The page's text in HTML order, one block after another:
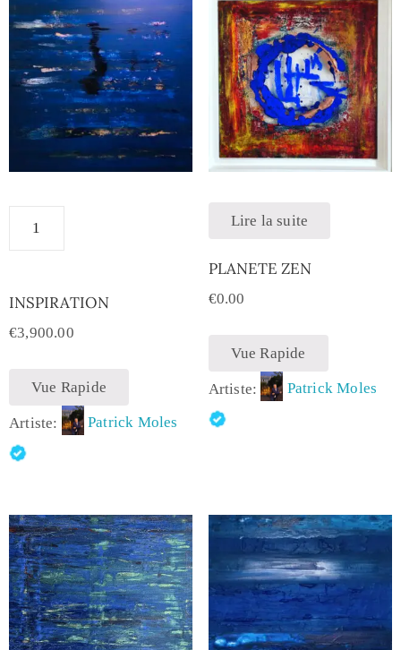
INSPIRATION
€3,900.00
Vue Rapide
Artiste: Patrick Moles
Lire la suite
PLANETE ZEN
€0.00
Vue Rapide
Artiste: Patrick Moles